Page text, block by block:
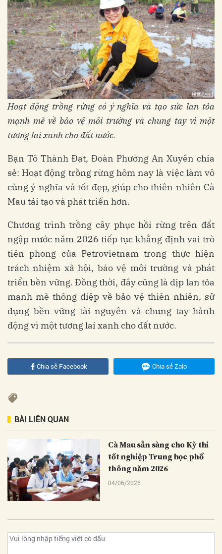
Hoạt động trồng rừng có ý nghĩa và tạo sức lan tỏa
mạnh mẽ về bảo vệ môi trường và chung tay vì một
tương lai xanh cho đất nước.
Bạn Tô Thành Đạt, Đoàn Phường An Xuyên chia
sẻ: Hoạt động trồng rừng hôm nay là việc làm vô
cùng ý nghĩa và tốt đẹp, giúp cho thiên nhiên Cà
Mau tái tạo và phát triển hơn.
Chương trình trồng cây phục hồi rừng trên đất
ngập nước năm 2026 tiếp tục khẳng định vai trò
tiên phong của Petrovietnam trong thực hiện
trách nhiệm xã hội, bảo vệ môi trường và phát
triển bền vững. Đồng thời, đây cũng là dịp lan tỏa
mạnh mẽ thông điệp về bảo vệ thiên nhiên, sử
dụng bền vững tài nguyên và chung tay hành
động vì một tương lai xanh cho đất nước.
Chia sẻ Facebook Chia sẻ Zalo
BÀI LIÊN QUAN
Cà Mau sẵn sàng cho Kỳ thi
tốt nghiệp Trung học phổ
thông năm 2026
04/06/2026